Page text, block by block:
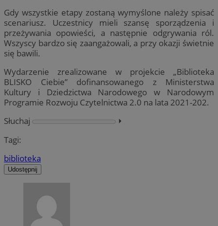
Gdy wszystkie etapy zostaną wymyślone należy spisać
scenariusz. Uczestnicy mieli szansę sporządzenia i
przeżywania opowieści, a następnie odgrywania ról.
Wszyscy bardzo się zaangażowali, a przy okazji świetnie
się bawili.
Wydarzenie zrealizowane w projekcie „Biblioteka
BLISKO Ciebie” dofinansowanego z Ministerstwa
Kultury i Dziedzictwa Narodowego w Narodowym
Programie Rozwoju Czytelnictwa 2.0 na lata 2021-202.
Słuchaj
⏵︎
Tagi:
biblioteka
Udostępnij